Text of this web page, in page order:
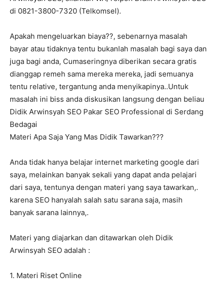
di 0821-3800-7320 (Telkomsel).
Apakah mengeluarkan biaya??, sebenarnya masalah
bayar atau tidaknya tentu bukanlah masalah bagi saya dan
juga bagi anda, Cumaseringnya diberikan secara gratis
dianggap remeh sama mereka mereka, jadi semuanya
tentu relative, tergantung anda menyikapinya..Untuk
masalah ini biss anda diskusikan langsung dengan beliau
Didik Arwinsyah SEO Pakar SEO Professional di Serdang
Bedagai
Materi Apa Saja Yang Mas Didik Tawarkan???
Anda tidak hanya belajar internet marketing google dari
saya, melainkan banyak sekali yang dapat anda pelajari
dari saya, tentunya dengan materi yang saya tawarkan,.
karena SEO hanyalah salah satu sarana saja, masih
banyak sarana lainnya,.
Materi yang diajarkan dan ditawarkan oleh Didik
Arwinsyah SEO adalah :
1. Materi Riset Online